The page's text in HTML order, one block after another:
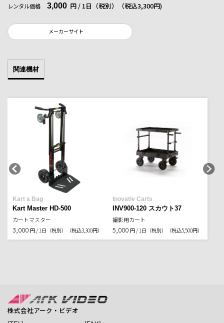
レンタル価格 3,000 円 / 1日（税別） （税込3,300円)
メーカーサイト
関連機材
Kart a Bag
Kart Master HD-500
カートマスター
3,000 円 / 1日（税別） （税込3,300円）
Inovativ Carts
INV900-120 スカウト37
撮影用カート
5,000 円 / 1日（税別） （税込5,500円）
株式会社アーク・ビデオ